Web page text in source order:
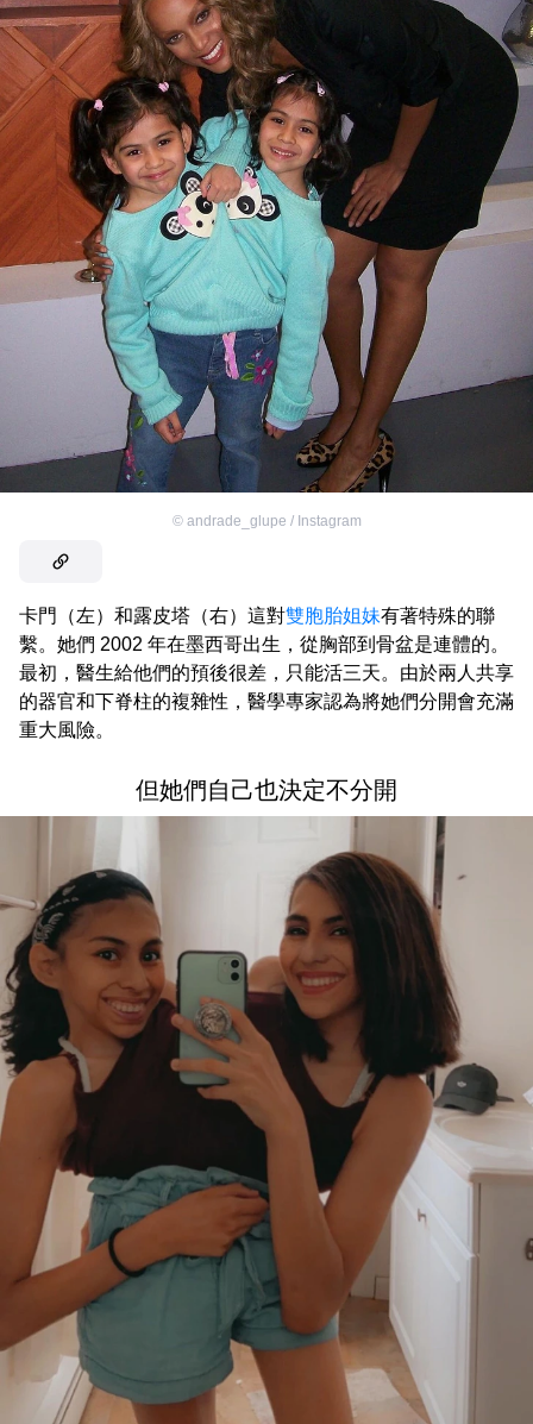
© andrade_glupe / Instagram
卡門（左）和露皮塔（右）這對雙胞胎姐妹有著特殊的聯
繫。她們 2002 年在墨西哥出生，從胸部到骨盆是連體的。
最初，醫生給他們的預後很差，只能活三天。由於兩人共享
的器官和下脊柱的複雜性，醫學專家認為將她們分開會充滿
重大風險。
但她們自己也決定不分開